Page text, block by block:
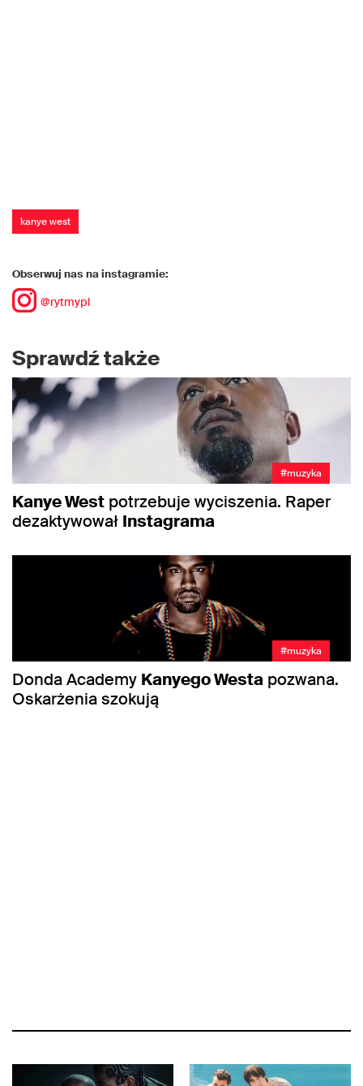
kanye west
Obserwuj nas na instagramie:
@rytmypl
Sprawdź także
#muzyka
Kanye West potrzebuje wyciszenia. Raper
dezaktywował Instagrama
#muzyka
Donda Academy Kanyego Westa pozwana.
Oskarżenia szokują